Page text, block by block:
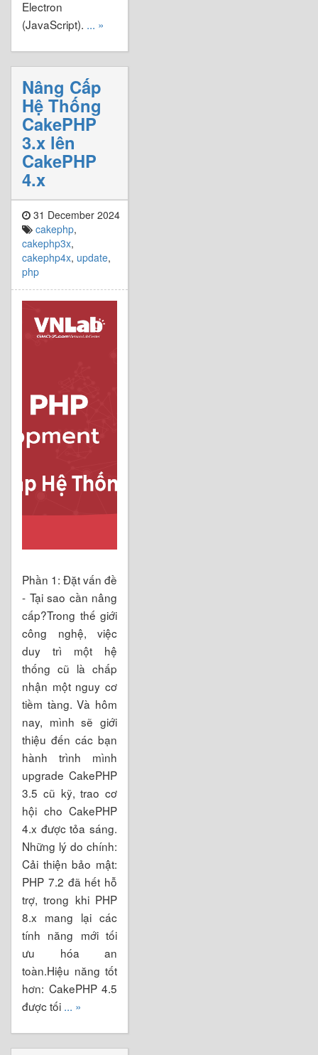
Electron
(JavaScript). ... »
Nâng Cấp
Hệ Thống
CakePHP
3.x lên
CakePHP
4.x
31 December 2024
cakephp,
cakephp3x,
cakephp4x, update,
php
Phần 1: Đặt vấn đề
- Tại sao cần nâng
cấp?Trong thế giới
công nghệ, việc
duy trì một hệ
thống cũ là chấp
nhận một nguy cơ
tiềm tàng. Và hôm
nay, mình sẽ giới
thiệu đến các bạn
hành trình mình
upgrade CakePHP
3.5 cũ kỹ, trao cơ
hội cho CakePHP
4.x được tỏa sáng.
Những lý do chính:
Cải thiện bảo mật:
PHP 7.2 đã hết hỗ
trợ, trong khi PHP
8.x mang lại các
tính năng mới tối
ưu hóa an
toàn.Hiệu năng tốt
hơn: CakePHP 4.5
được tối ... »